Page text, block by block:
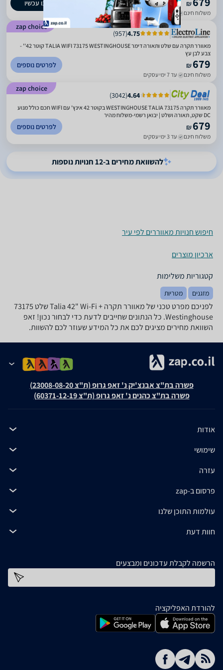
₪
משלוח חינם עד 7 ימי עסקים
קנו עכשיו
zap choice
4.75
(
957
)
מאוורר תקרה עם שלט ותאורה דימר TALIA WIFI 73175 WESTINGHOUSE קוטר 42'' -
צבע לבן עץ
₪679
משלוח חינם עד 7 ימי עסקים
לפרטים נוספים
zap choice
4.64
(
3042
)
מאוורר תקרה WESTINGHOUSE TALIA 73175 בקוטר 42 אינץ' עם WIFI חכם כולל מנוע
DC שקט, תאורה ושלט | יבואן רשמי-משלוח מהיר
₪679
משלוח חינם עד 3 ימי עסקים
לפרטים נוספים
להשוואת מחירים ב-12 חנויות נוספות
חיפוש חנויות מאווררים לפי עיר
ארכיון מוצרים
קטגוריות משלימות
מזגנים מטריות
לפניכם מפרט טכני של ‏מאוורר תקרה Talia 42" Wi-Fi +‎ שלט 73175
Westinghouse. כל הנתונים שחייבים לדעת כדי לבחור נכון! זאפ
השוואת מחירים מציגים לכם את כל המידע שעוזר לכם להשוות.
פשרה בת"צ אבנצ'יק נ' זאפ גרופ (ת"צ 23008-08-20)
פשרה בת"צ כהנים נ' זאפ גרופ (ת"צ 60371-12-19)
אודות
שימושי
עזרה
פרסום ב-zap
עולמות התוכן שלנו
חוות דעת
הרשמה לקבלת עדכונים ומבצעים
להורדת האפליקציה